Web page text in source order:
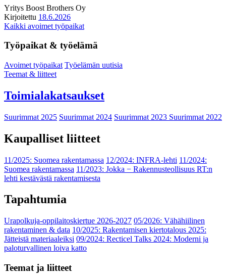
Yritys Boost Brothers Oy
Kirjoitettu 18.6.2026
Kaikki avoimet työpaikat
Työpaikat & työelämä
Avoimet työpaikat Työelämän uutisia
Teemat & liitteet
Toimialakatsaukset
Suurimmat 2025 Suurimmat 2024 Suurimmat 2023 Suurimmat 2022
Kaupalliset liitteet
11/2025: Suomea rakentamassa 12/2024: INFRA-lehti 11/2024:
Suomea rakentamassa 11/2023: Jokka − Rakennusteollisuus RT:n
lehti kestävästä rakentamisesta
Tapahtumia
Urapolkuja-oppilaitoskiertue 2026-2027 05/2026: Vähähiilinen
rakentaminen & data 10/2025: Rakentamisen kiertotalous 2025:
Jätteistä materiaaleiksi 09/2024: Recticel Talks 2024: Moderni ja
paloturvallinen loiva katto
Teemat ja liitteet